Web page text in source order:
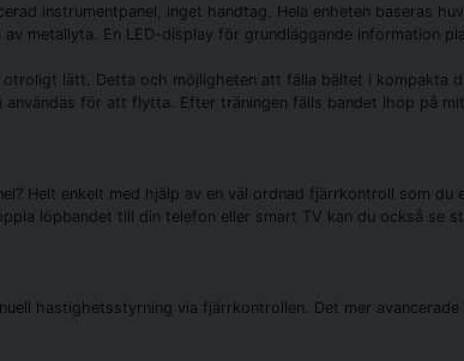
instrumentpanel, inget handtag. Hela enheten baseras
metallyta. En LED-display för grundläggande information
lätt. Detta och möjligheten att fälla bältet i kompakta
användas för att flytta. Efter träningen fälls bandet ihop på
Helt enkelt med hjälp av en väl ordnad fjärrkontroll som
löpbandet till din telefon eller smart TV kan du också se
hastighetsstyrning via fjärrkontrollen. Det mer